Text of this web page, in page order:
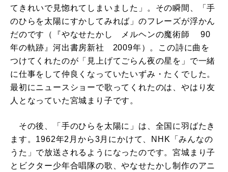
てきれいで見惚れてしまいました」。その瞬間、「手
のひらを太陽にすかしてみれば」のフレーズが浮かん
だのです（『やなせたかし メルヘンの魔術師 90
年の軌跡』河出書房新社 2009年）。この詩に曲を
つけてくれたのが「見上げてごらん夜の星を」で一緒
に仕事をして仲良くなっていたいずみ・たくでした。
最初にニュースショーで歌ってくれたのは、やはり友
人となっていた宮城まり子です。
その後、「手のひらを太陽に」は、全国に羽ばたき
ます。1962年2月から3月にかけて、NHK「みんなの
うた」で放送されるようになったのです。宮城まり子
とビクター少年合唱隊の歌、やなせたかし制作のアニ